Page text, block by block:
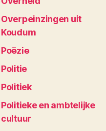
Overpeinzingen uit
Koudum
Poëzie
Politie
Politiek
Politieke en ambtelijke
cultuur